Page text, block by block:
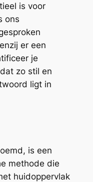
is voor
ons
er een
je
zo stil en
ligt in
is een
methode die
huidoppervlak